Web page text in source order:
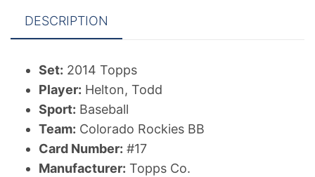
DESCRIPTION
Set: 2014 Topps
Player: Helton, Todd
Sport: Baseball
Team: Colorado Rockies BB
Card Number: #17
Manufacturer: Topps Co.